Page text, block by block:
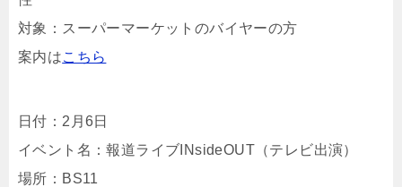
対象：スーパーマーケットのバイヤーの方
案内はこちら
日付：2月6日
イベント名：報道ライブINsideOUT（テレビ出演）
場所：BS11